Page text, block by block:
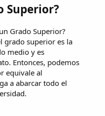
Superior?
Grado Superior?
grado superior es la
medio y es
Entonces, podemos
equivale al
a abarcar todo el